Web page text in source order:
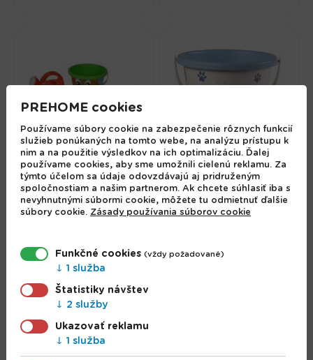
Androni Sada do
piesku Bobor 5ks
Androni Kýblik do
piesku Šteniatko
16cm
PREHOME cookies
Používame súbory cookie na zabezpečenie rôznych funkcií
služieb ponúkaných na tomto webe, na analýzu prístupu k
nim a na použitie výsledkov na ich optimalizáciu. Ďalej
používame cookies, aby sme umožnili cielenú reklamu. Za
týmto účelom sa údaje odovzdávajú aj pridruženým
spoločnostiam a našim partnerom. Ak chcete súhlasiť iba s
nevyhnutnými súbormi cookie, môžete tu odmietnuť ďalšie
súbory cookie. Zásady používania súborov cookie
Funkčné cookies (vždy požadované)
1 služba
Štatistiky návštev
2 služby
Ukazovať reklamu
1 služba